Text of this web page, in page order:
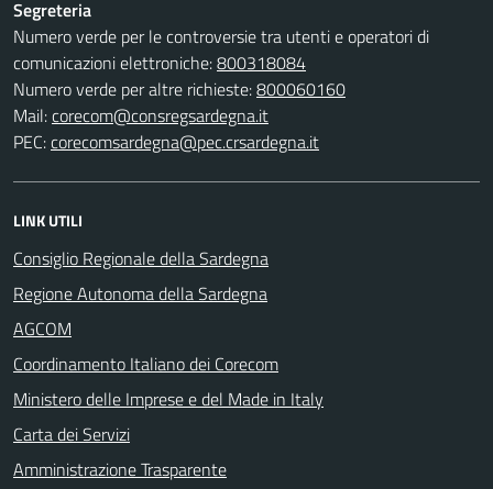
Segreteria
Numero verde per le controversie tra utenti e operatori di
comunicazioni elettroniche:800318084
Numero verde per altre richieste:800060160
Mail:corecom@consregsardegna.it
PEC:corecomsardegna@pec.crsardegna.it
LINK UTILI
Consiglio Regionale della Sardegna
Regione Autonoma della Sardegna
AGCOM
Coordinamento Italiano dei Corecom
Ministero delle Imprese e del Made in Italy
Carta dei Servizi
Amministrazione Trasparente